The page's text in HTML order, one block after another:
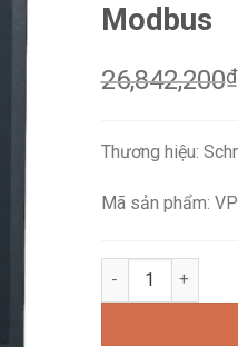
Modbus
26,842,200₫
Thương hiệu:
Mã sản phẩm:
Bộ điều khiển tụ